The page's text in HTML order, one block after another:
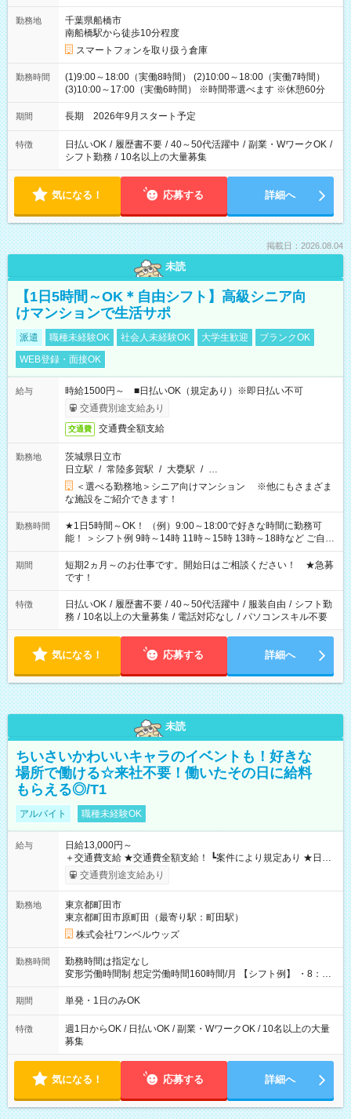
勤務地
千葉県船橋市
南船橋駅から徒歩10分程度
スマートフォンを取り扱う倉庫
勤務時間
(1)9:00～18:00（実働8時間） (2)10:00～18:00（実働7時間）
(3)10:00～17:00（実働6時間） ※時間帯選べます ※休憩60分
期間 長期 2026年9月スタート予定
特徴 日払いOK / 履歴書不要 / 40～50代活躍中 / 副業・WワークOK /
シフト勤務 / 10名以上の大量募集
気になる！ 応募する 詳細へ
掲載日：2026.08.04
未読
【1日5時間～OK＊自由シフト】高級シニア向
けマンションで生活サポ
派遣 職種未経験OK 社会人未経験OK 大学生歓迎
ブランクOK
WEB登録・面接OK
給与
時給1500円～ ■日払いOK（規定あり）※即日払い不可
交通費別途支給あり
交通費 交通費全額支給
勤務地
茨城県日立市
日立駅 / 常陸多賀駅 / 大甕駅 / …
＜選べる勤務地＞シニア向けマンション ※他にもさまざま
な施設をご紹介できます！
勤務時間
★1日5時間～OK！ （例）9:00～18:00で好きな時間に勤務可
能！ ＞シフト例 9時～14時 11時～15時 13時～18時など ご自身
のご都合に合わせて勤務時間をご相談ください！ ★家庭の都合
でお休みや時間の調整が必要な場合も遠慮なくご相談くださ
い。
期間
短期2ヵ月～のお仕事です。開始日はご相談ください！ ★急募
です！
特徴 日払いOK / 履歴書不要 / 40～50代活躍中 / 服装自由 / シフト勤
務 / 10名以上の大量募集 / 電話対応なし / パソコンスキル不要
気になる！ 応募する 詳細へ
未読
ちいさいかわいいキャラのイベントも！好きな
場所で働ける☆来社不要！働いたその日に給料
もらえる◎/T1
アルバイト 職種未経験OK
給与
日給13,000円～
＋交通費支給 ★交通費全額支給！ ┗案件により規定あり ★日払
いOK！（規定あり） ┗働いたその日に現金GET♪ お仕事後はコ
ンビニATMから 日払い分を引き落とせます！ 【試用期間】試
交通費別途支給あり
勤務地
東京都町田市
東京都町田市原町田（最寄り駅：町田駅）
株式会社ワンベルウッズ
勤務時間
勤務時間は指定なし
変形労働時間制 想定労働時間160時間/月 【シフト例】 ・8：00
～21：00
期間 単発・1日のみOK
特徴
週1日からOK / 日払いOK / 副業・WワークOK / 10名以上の大量
募集
気になる！ 応募する 詳細へ